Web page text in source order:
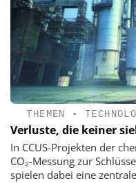
THEMEN •
Verluste, die keiner
In CCUS-Projekten der
CO₂-Messung zur
spielen dabei eine